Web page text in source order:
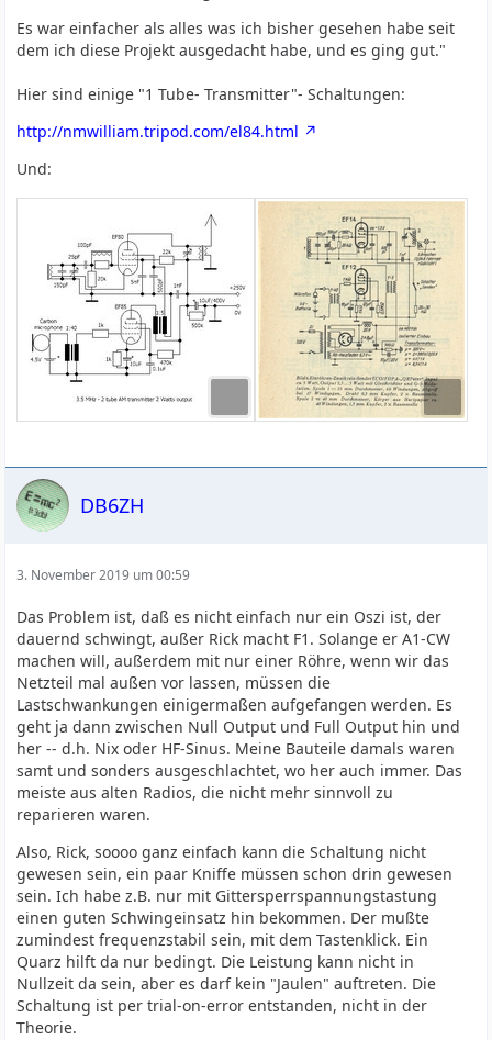
Es war einfacher als alles was ich bisher gesehen habe seit
dem ich diese Projekt ausgedacht habe, und es ging gut."
Hier sind einige "1 Tube- Transmitter"- Schaltungen:
http://nmwilliam.tripod.com/el84.html
Und:
DB6ZH
3. November 2019 um 00:59
Das Problem ist, daß es nicht einfach nur ein Oszi ist, der
dauernd schwingt, außer Rick macht F1. Solange er A1-CW
machen will, außerdem mit nur einer Röhre, wenn wir das
Netzteil mal außen vor lassen, müssen die
Lastschwankungen einigermaßen aufgefangen werden. Es
geht ja dann zwischen Null Output und Full Output hin und
her -- d.h. Nix oder HF-Sinus. Meine Bauteile damals waren
samt und sonders ausgeschlachtet, wo her auch immer. Das
meiste aus alten Radios, die nicht mehr sinnvoll zu
reparieren waren.
Also, Rick, soooo ganz einfach kann die Schaltung nicht
gewesen sein, ein paar Kniffe müssen schon drin gewesen
sein. Ich habe z.B. nur mit Gittersperrspannungstastung
einen guten Schwingeinsatz hin bekommen. Der mußte
zumindest frequenzstabil sein, mit dem Tastenklick. Ein
Quarz hilft da nur bedingt. Die Leistung kann nicht in
Nullzeit da sein, aber es darf kein "Jaulen" auftreten. Die
Schaltung ist per trial-on-error entstanden, nicht in der
Theorie.